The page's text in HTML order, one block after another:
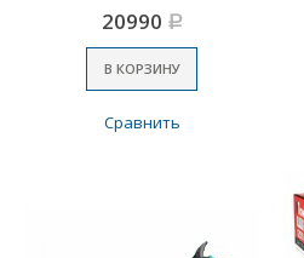
20990 Р
В КОРЗИНУ
Сравнить